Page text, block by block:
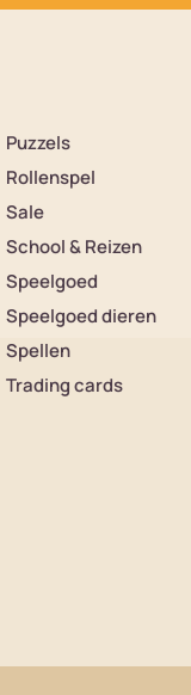
Puzzels
Rollenspel
Sale
School & Reizen
Speelgoed
Speelgoed dieren
Spellen
Trading cards